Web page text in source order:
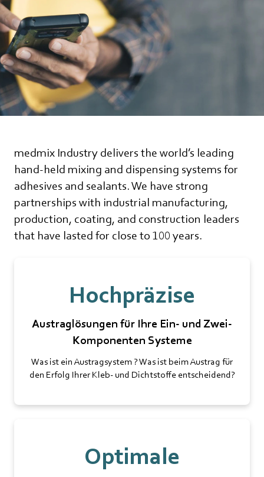
medmix Industry delivers the world’s leading
hand-held mixing and dispensing systems for
adhesives and sealants. We have strong
partnerships with industrial manufacturing,
production, coating, and construction leaders
that have lasted for close to 100 years.
Hochpräzise
Austraglösungen für Ihre Ein- und Zwei-
Komponenten Systeme
Was ist ein Austragsystem ? Was ist beim Austrag für
den Erfolg Ihrer Kleb- und Dichtstoffe entscheidend?
Optimale